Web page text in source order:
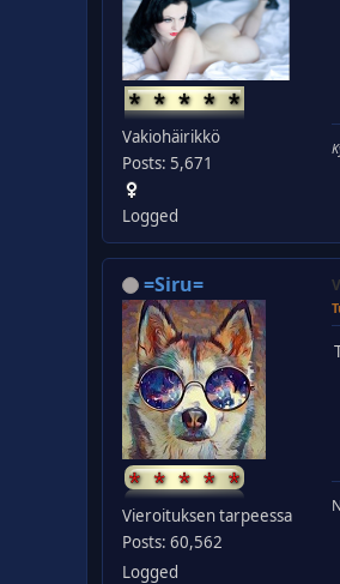
Vakiohäirikkö
Posts: 5,671
Logged
=Siru=
Vieroituksen tarpeessa
Posts: 60,562
Logged